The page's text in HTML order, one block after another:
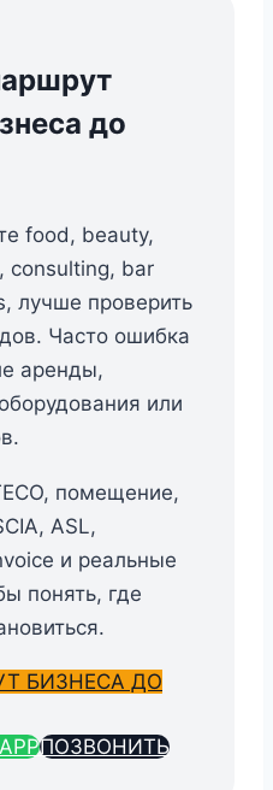
до
food, beauty,
consulting, bar
лучше проверить
Часто ошибка
аренды,
или
помещение,
ASL,
и реальные
понять, где
БИЗНЕСА ДО
ПОЗВОНИТЬ